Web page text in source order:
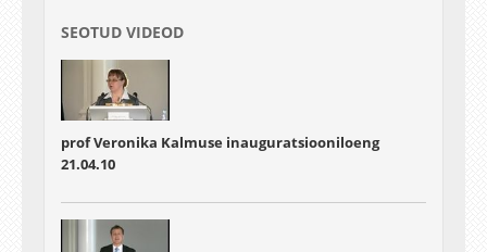
sõrmejäljed, pindkristallid (sh grafeen), teist
tüüpi ülijuhid, magnetilised pöörised jne.
Fotogalerii
SEOTUD VIDEOD
prof Veronika Kalmuse inauguratsiooniloeng
21.04.10